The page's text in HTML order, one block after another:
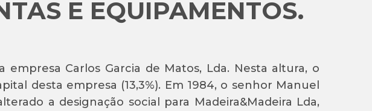
E EQUIPAMENTOS.
Carlos Garcia de Matos, Lda. Nesta altura, o
desta empresa (13,3%). Em 1984, o senhor Manuel
a designação social para Madeira&Madeira Lda,